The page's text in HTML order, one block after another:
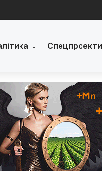
Спецпроекти